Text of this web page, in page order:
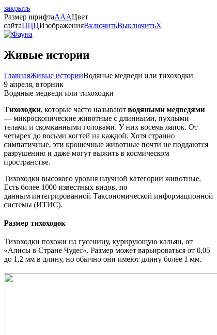
закрыть
Размер шрифтаAAAЦвет
сайтаЦЦЦИзображенияВключитьВыключитьX
Живые истории
ГлавнаяЖивые историиВодяные медведи или тихоходки
9 апреля, вторник
Водяные медведи или тихоходки
Тихоходки, которые часто называют водяными медведями
— микроскопические животные с длинными, пухлыми
телами и скомканными головами. У них восемь лапок. От
четырех до восьми когтей на каждой. Хотя странно
симпатичные, эти крошечные животные почти не поддаются
разрушению и даже могут выжить в космическом
пространстве.
Тихоходки высокого уровня научной категории животные.
Есть более 1000 известных видов, по
данным интегрированной Таксономической информационной
системы (ИТИС).
Размер тихоходок
Тихоходки похожи на гусеницу, курирующую кальян, от
«Алисы в Стране Чудес». Размер может варьироваться от 0,05
до 1,2 мм в длину, но обычно они имеют длину более 1 мм.